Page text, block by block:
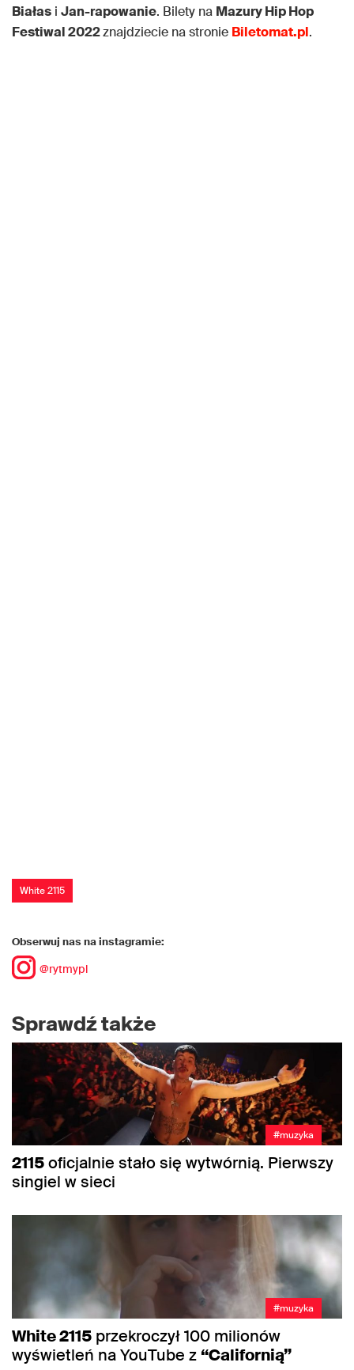
Białas i Jan-rapowanie. Bilety na Mazury Hip Hop
Festiwal 2022znajdziecie na stronie Biletomat.pl.
White 2115
Obserwuj nas na instagramie:
@rytmypl
Sprawdź także
#muzyka
2115oficjalnie stało się wytwórnią. Pierwszy
singiel w sieci
#muzyka
White 2115 przekroczył 100 milionów
wyświetleń na YouTube z “Californią”